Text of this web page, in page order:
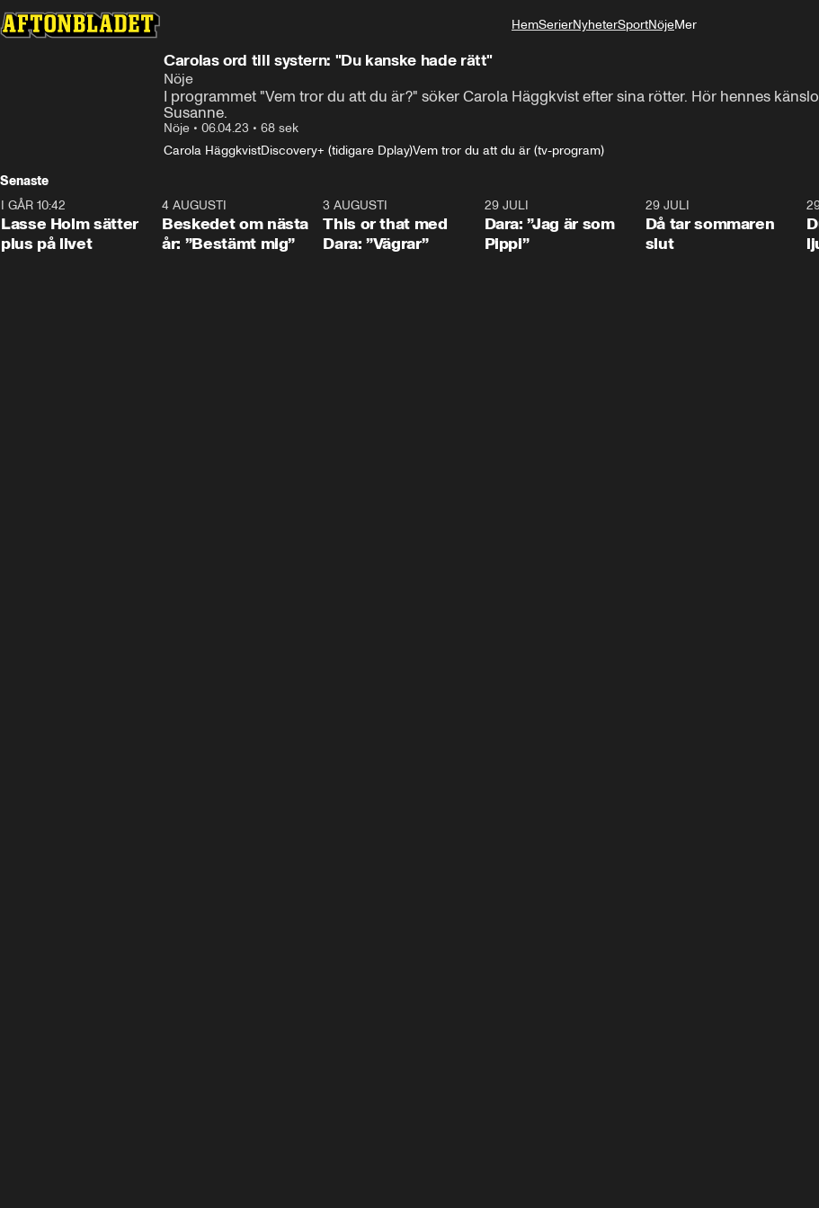
HemSerierNyheterSportNöjeMer
Carolas ord till systern: "Du kanske hade rätt"
Nöje
I programmet "Vem tror du att du är?" söker Carola Häggkvist efter sina rötter. Hör hennes
Susanne.
Nöje • 06.04.23 • 68 sek
Carola HäggkvistDiscovery+ (tidigare Dplay)Vem tror du att du är (tv-program)
Senaste
1:04
I GÅR 10:42
Lasse Holm sätter
plus på livet
0:24
4 AUGUSTI
Beskedet om nästa
år: ”Bestämt mig”
3 AUGUSTI
This or that med
Dara: ”Vägrar”
29 JULI
Dara: ”Jag är som
Pippi”
29 JULI
Då tar sommaren
slut